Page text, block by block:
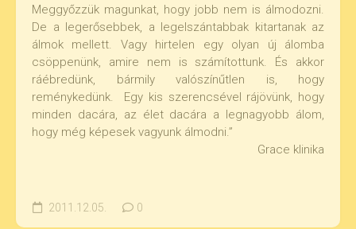
Meggyőzzük magunkat, hogy jobb nem is álmodozni.
De a legerősebbek, a legelszántabbak kitartanak az
álmok mellett. Vagy hirtelen egy olyan új álomba
csöppenünk, amire nem is számítottunk. És akkor
ráébredünk, bármily valószínűtlen is, hogy
reménykedünk. Egy kis szerencsével rájövünk, hogy
minden dacára, az élet dacára a legnagyobb álom,
hogy még képesek vagyunk álmodni.”
Grace klinika
2011.12.05. 0